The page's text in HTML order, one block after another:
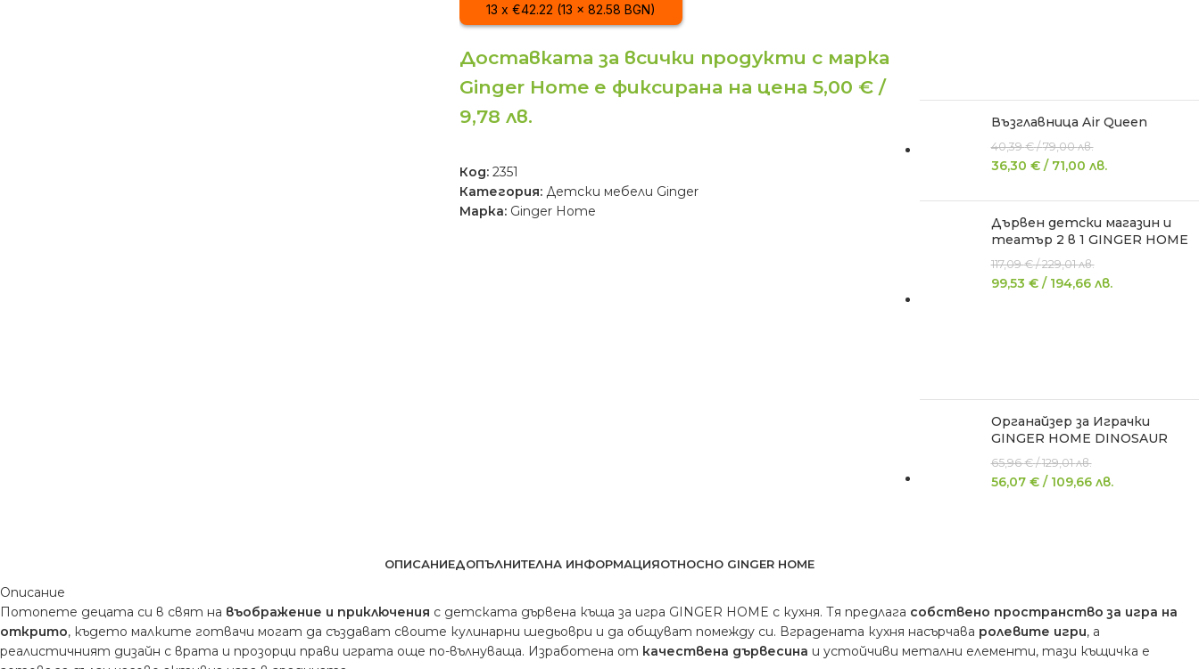
13 x €42.22 (13 x 82.58 BGN)
Доставката за всички продукти с марка
Ginger Home е фиксирана на цена 5,00 € /
9,78 лв.
Код:2351
Категория: Детски мебели Ginger
Марка: Ginger Home
Възглавница Air Queen
40,39€ /79,00лв.
36,30 € / 71,00 лв.
Дървен детски магазин и
театър 2 в 1 GINGER HOME
117,09€ /229,01лв.
99,53 € / 194,66 лв.
Органайзер за Играчки
GINGER HOME DINOSAUR
65,96€ /129,01лв.
56,07 € / 109,66 лв.
ОПИСАНИЕДОПЪЛНИТЕЛНА ИНФОРМАЦИЯОТНОСНО GINGER HOME
Описание
Потопете децата си в свят на въображение и приключения с детската дървена къща за игра GINGER HOME с кухня. Тя предлага собствено пространство за игра на
открито, където малките готвачи могат да създават своите кулинарни шедьоври и да общуват помежду си. Вградената кухня насърчава ролевите игри, а
реалистичният дизайн с врата и прозорци прави играта още по-вълнуваща. Изработена от качествена дървесина и устойчиви метални елементи, тази къщичка е